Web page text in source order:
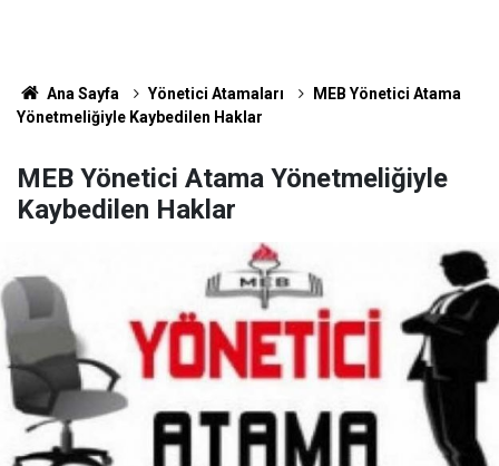
Ana Sayfa Yönetici Atamaları
MEB Yönetici Atama
Yönetmeliğiyle Kaybedilen Haklar
MEB Yönetici Atama Yönetmeliğiyle
Kaybedilen Haklar